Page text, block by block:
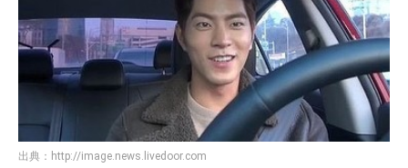
出典： http://image.news.livedoor.com